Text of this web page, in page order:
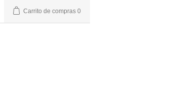
Carrito de compras 0